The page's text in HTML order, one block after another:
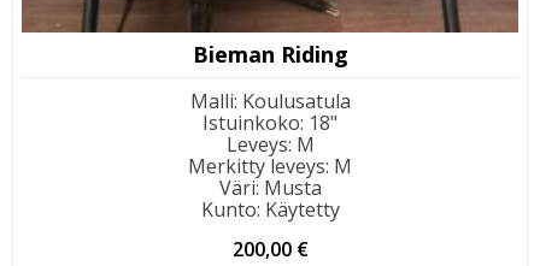
Bieman Riding
Malli: Koulusatula
Istuinkoko: 18"
Leveys: M
Merkitty leveys: M
Väri: Musta
Kunto: Käytetty
200,00 €